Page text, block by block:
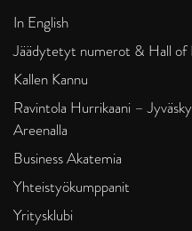
In English
Jäädytetyt numerot & Hall of
Kallen Kannu
Ravintola Hurrikaani –
Areenalla
Business Akatemia
Yhteistyökumppanit
Yritysklubi